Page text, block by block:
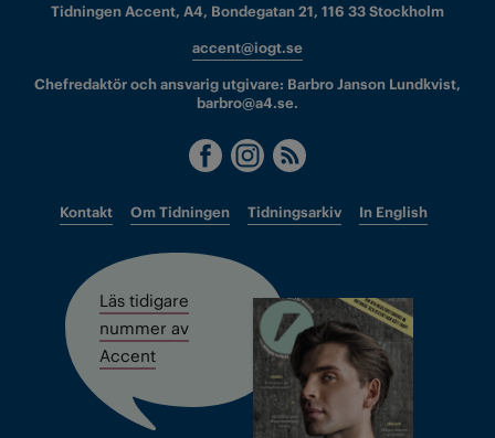
Tidningen Accent, A4, Bondegatan 21, 116 33 Stockholm
accent@iogt.se
Chefredaktör och ansvarig utgivare: Barbro Janson Lundkvist,
barbro@a4.se.
Kontakt Om Tidningen Tidningsarkiv In English
Läs tidigare
nummer av
Accent